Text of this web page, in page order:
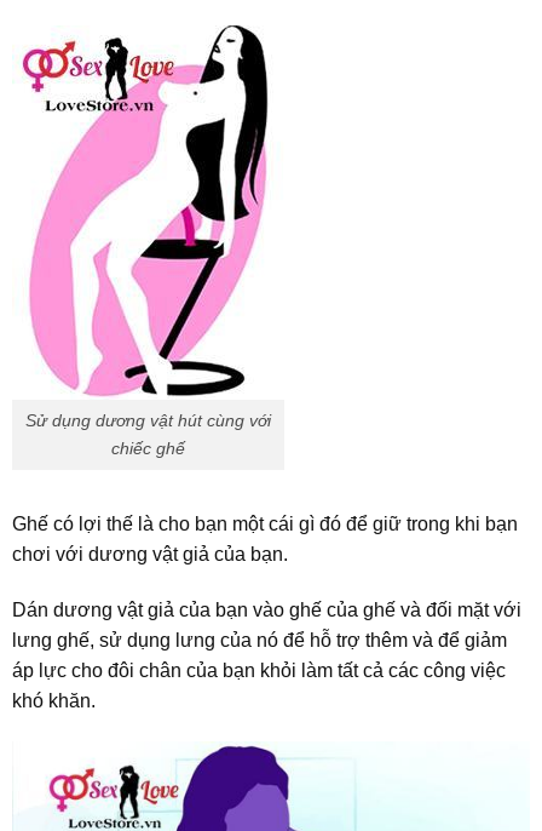
Sử dụng dương vật hút cùng với
chiếc ghế
Ghế có lợi thế là cho bạn một cái gì đó để giữ trong khi bạn
chơi với dương vật giả của bạn.
Dán dương vật giả của bạn vào ghế của ghế và đối mặt với
lưng ghế, sử dụng lưng của nó để hỗ trợ thêm và để giảm
áp lực cho đôi chân của bạn khỏi làm tất cả các công việc
khó khăn.